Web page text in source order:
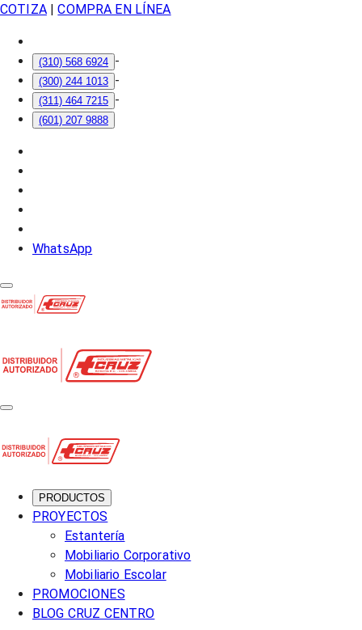
COTIZA| COMPRA EN LÍNEA
(310) 568 6924 -
(300) 244 1013 -
(311) 464 7215 -
(601) 207 9888
WhatsApp
PRODUCTOS
PROYECTOS
Estantería
Mobiliario Corporativo
Mobiliario Escolar
PROMOCIONES
BLOG CRUZ CENTRO